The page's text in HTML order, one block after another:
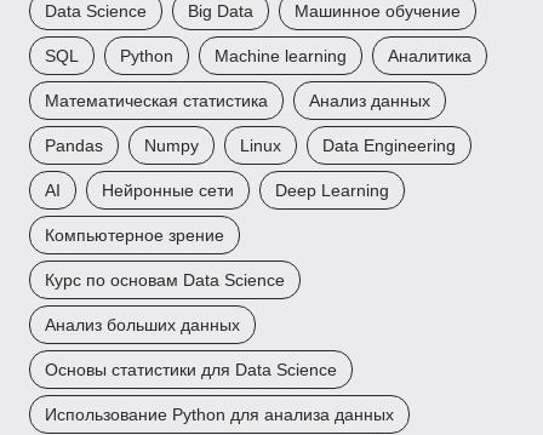
Data Science Big Data Машинное обучение
SQL Python Machine learning Аналитика
Математическая статистика Анализ данных
Pandas Numpy Linux Data Engineering
AI Нейронные сети Deep Learning
Компьютерное зрение
Курс по основам Data Science
Анализ больших данных
Основы статистики для Data Science
Использование Python для анализа данных